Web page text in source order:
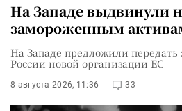
На Западе выдвинули
замороженным
На Западе предложили
России новой организации ЕС
8 августа 2026, 11:36 33